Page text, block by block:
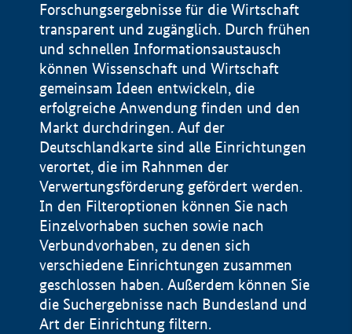
Forschungsergebnisse für die Wirtschaft
transparent und zugänglich. Durch frühen
und schnellen Informationsaustausch
können Wissenschaft und Wirtschaft
gemeinsam Ideen entwickeln, die
erfolgreiche Anwendung finden und den
Markt durchdringen. Auf der
Deutschlandkarte sind alle Einrichtungen
verortet, die im Rahnmen der
Verwertungsförderung gefördert werden.
In den Filteroptionen können Sie nach
Einzelvorhaben suchen sowie nach
Verbundvorhaben, zu denen sich
verschiedene Einrichtungen zusammen
geschlossen haben. Außerdem können Sie
die Suchergebnisse nach Bundesland und
Art der Einrichtung filtern.